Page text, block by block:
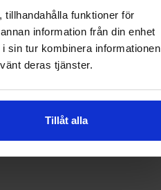
tillhandahålla funktioner för
information från din enhet
sin tur kombinera informationen
deras tjänster.
Tillåt alla